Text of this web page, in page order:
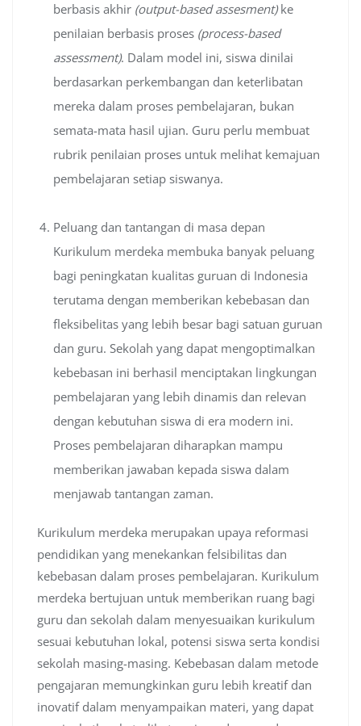
berbasis akhir (output-based assesment)ke
penilaian berbasis proses (process-based
assessment). Dalam model ini, siswa dinilai
berdasarkan perkembangan dan keterlibatan
mereka dalam proses pembelajaran, bukan
semata-mata hasil ujian. Guru perlu membuat
rubrik penilaian proses untuk melihat kemajuan
pembelajaran setiap siswanya.
Peluang dan tantangan di masa depan
Kurikulum merdeka membuka banyak peluang
bagi peningkatan kualitas guruan di Indonesia
terutama dengan memberikan kebebasan dan
fleksibelitas yang lebih besar bagi satuan guruan
dan guru. Sekolah yang dapat mengoptimalkan
kebebasan ini berhasil menciptakan lingkungan
pembelajaran yang lebih dinamis dan relevan
dengan kebutuhan siswa di era modern ini.
Proses pembelajaran diharapkan mampu
memberikan jawaban kepada siswa dalam
menjawab tantangan zaman.
Kurikulum merdeka merupakan upaya reformasi
pendidikan yang menekankan felsibilitas dan
kebebasan dalam proses pembelajaran. Kurikulum
merdeka bertujuan untuk memberikan ruang bagi
guru dan sekolah dalam menyesuaikan kurikulum
sesuai kebutuhan lokal, potensi siswa serta kondisi
sekolah masing-masing. Kebebasan dalam metode
pengajaran memungkinkan guru lebih kreatif dan
inovatif dalam menyampaikan materi, yang dapat